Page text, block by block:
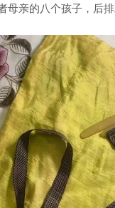
母亲的八个孩子，后